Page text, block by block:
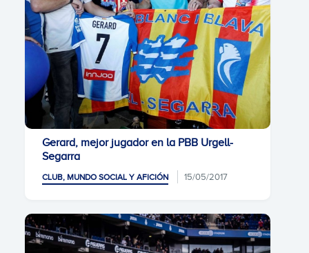
Gerard, mejor jugador en la PBB Urgell-
Segarra
CLUB, MUNDO SOCIAL Y AFICIÓN 15/05/2017